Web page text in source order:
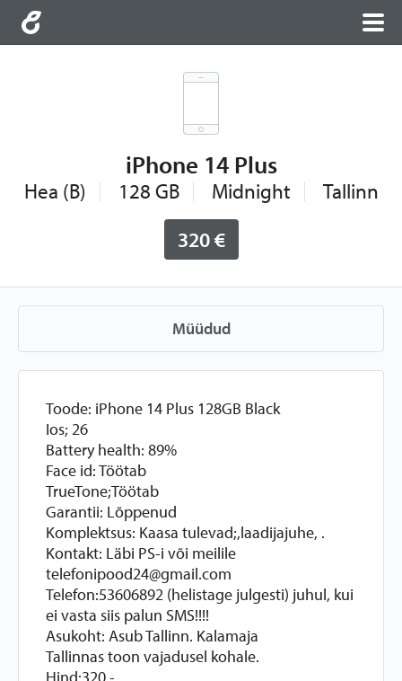
iPhone 14 Plus
Hea (B) 128 GB Midnight
Tallinn
320 €
Müüdud
Toode: iPhone 14 Plus 128GB Black
Ios; 26
Battery health: 89%
Face id: Töötab
TrueTone;Töötab
Garantii: Lõppenud
Komplektsus: Kaasa tulevad;,laadijajuhe, .
Kontakt: Läbi PS-i või meilile
telefonipood24@gmail.com
Telefon:53606892 (helistage julgesti) juhul, kui
ei vasta siis palun SMS!!!!
Asukoht: Asub Tallinn. Kalamaja
Tallinnas toon vajadusel kohale.